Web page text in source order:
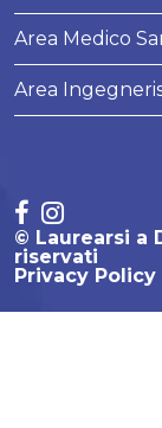
Area Medico
Area
© Laurearsi a
riservati
Privacy Policy